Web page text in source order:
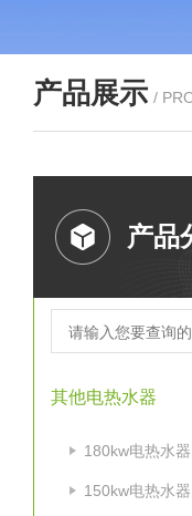
产品展示 /
产品
其他电热水器
180kw电热水器
150kw电热水器